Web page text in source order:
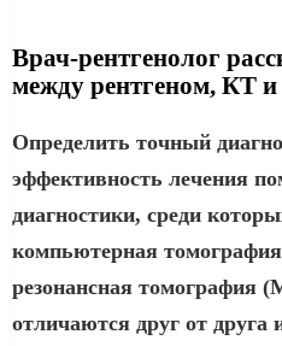
Врач-рентгенолог
между рентгеном, КТ
Определить точный
эффективность лечения
диагностики, среди
компьютерная
резонансная томография
отличаются друг от друга